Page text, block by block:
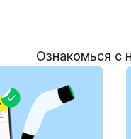
Ознакомься с